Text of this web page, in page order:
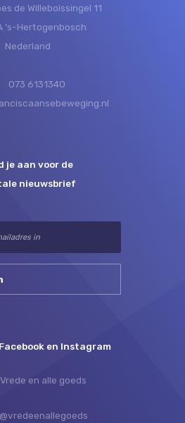
de Willeboissingel 11
‘s-Hertogenbosch
Nederland
073 6131340
je aan voor de
nieuwsbrief
en Instagram
Vrede en alle goeds
@vredeenallegoeds